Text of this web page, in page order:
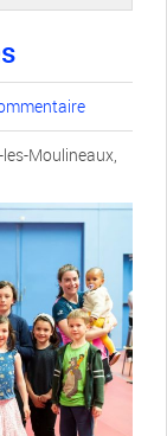
Moulineaux,